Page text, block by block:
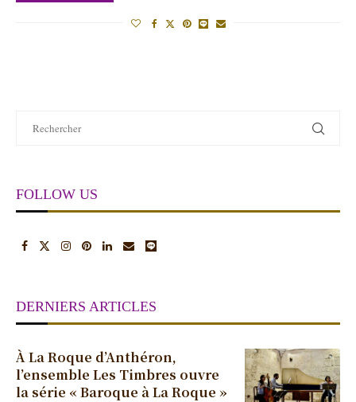
FOLLOW US
DERNIERS ARTICLES
À La Roque d’Anthéron,
l’ensemble Les Timbres ouvre
la série « Baroque à La Roque »